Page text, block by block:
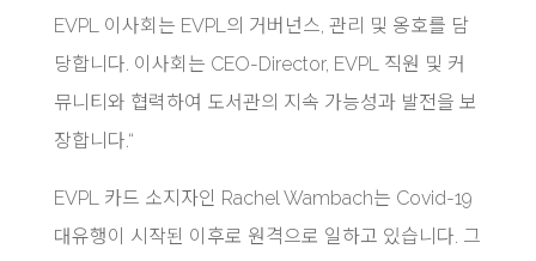
EVPL 이사회는 EVPL의 거버넌스, 관리 및 옹호를 담
당합니다. 이사회는 CEO-Director, EVPL 직원 및 커
뮤니티와 협력하여 도서관의 지속 가능성과 발전을 보
장합니다.“
EVPL 카드 소지자인 Rachel Wambach는 Covid-19
대유행이 시작된 이후로 원격으로 일하고 있습니다. 그